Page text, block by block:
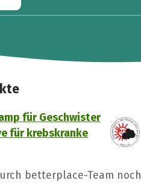
für Geschwister
für krebskranke
betterplace-Team noch